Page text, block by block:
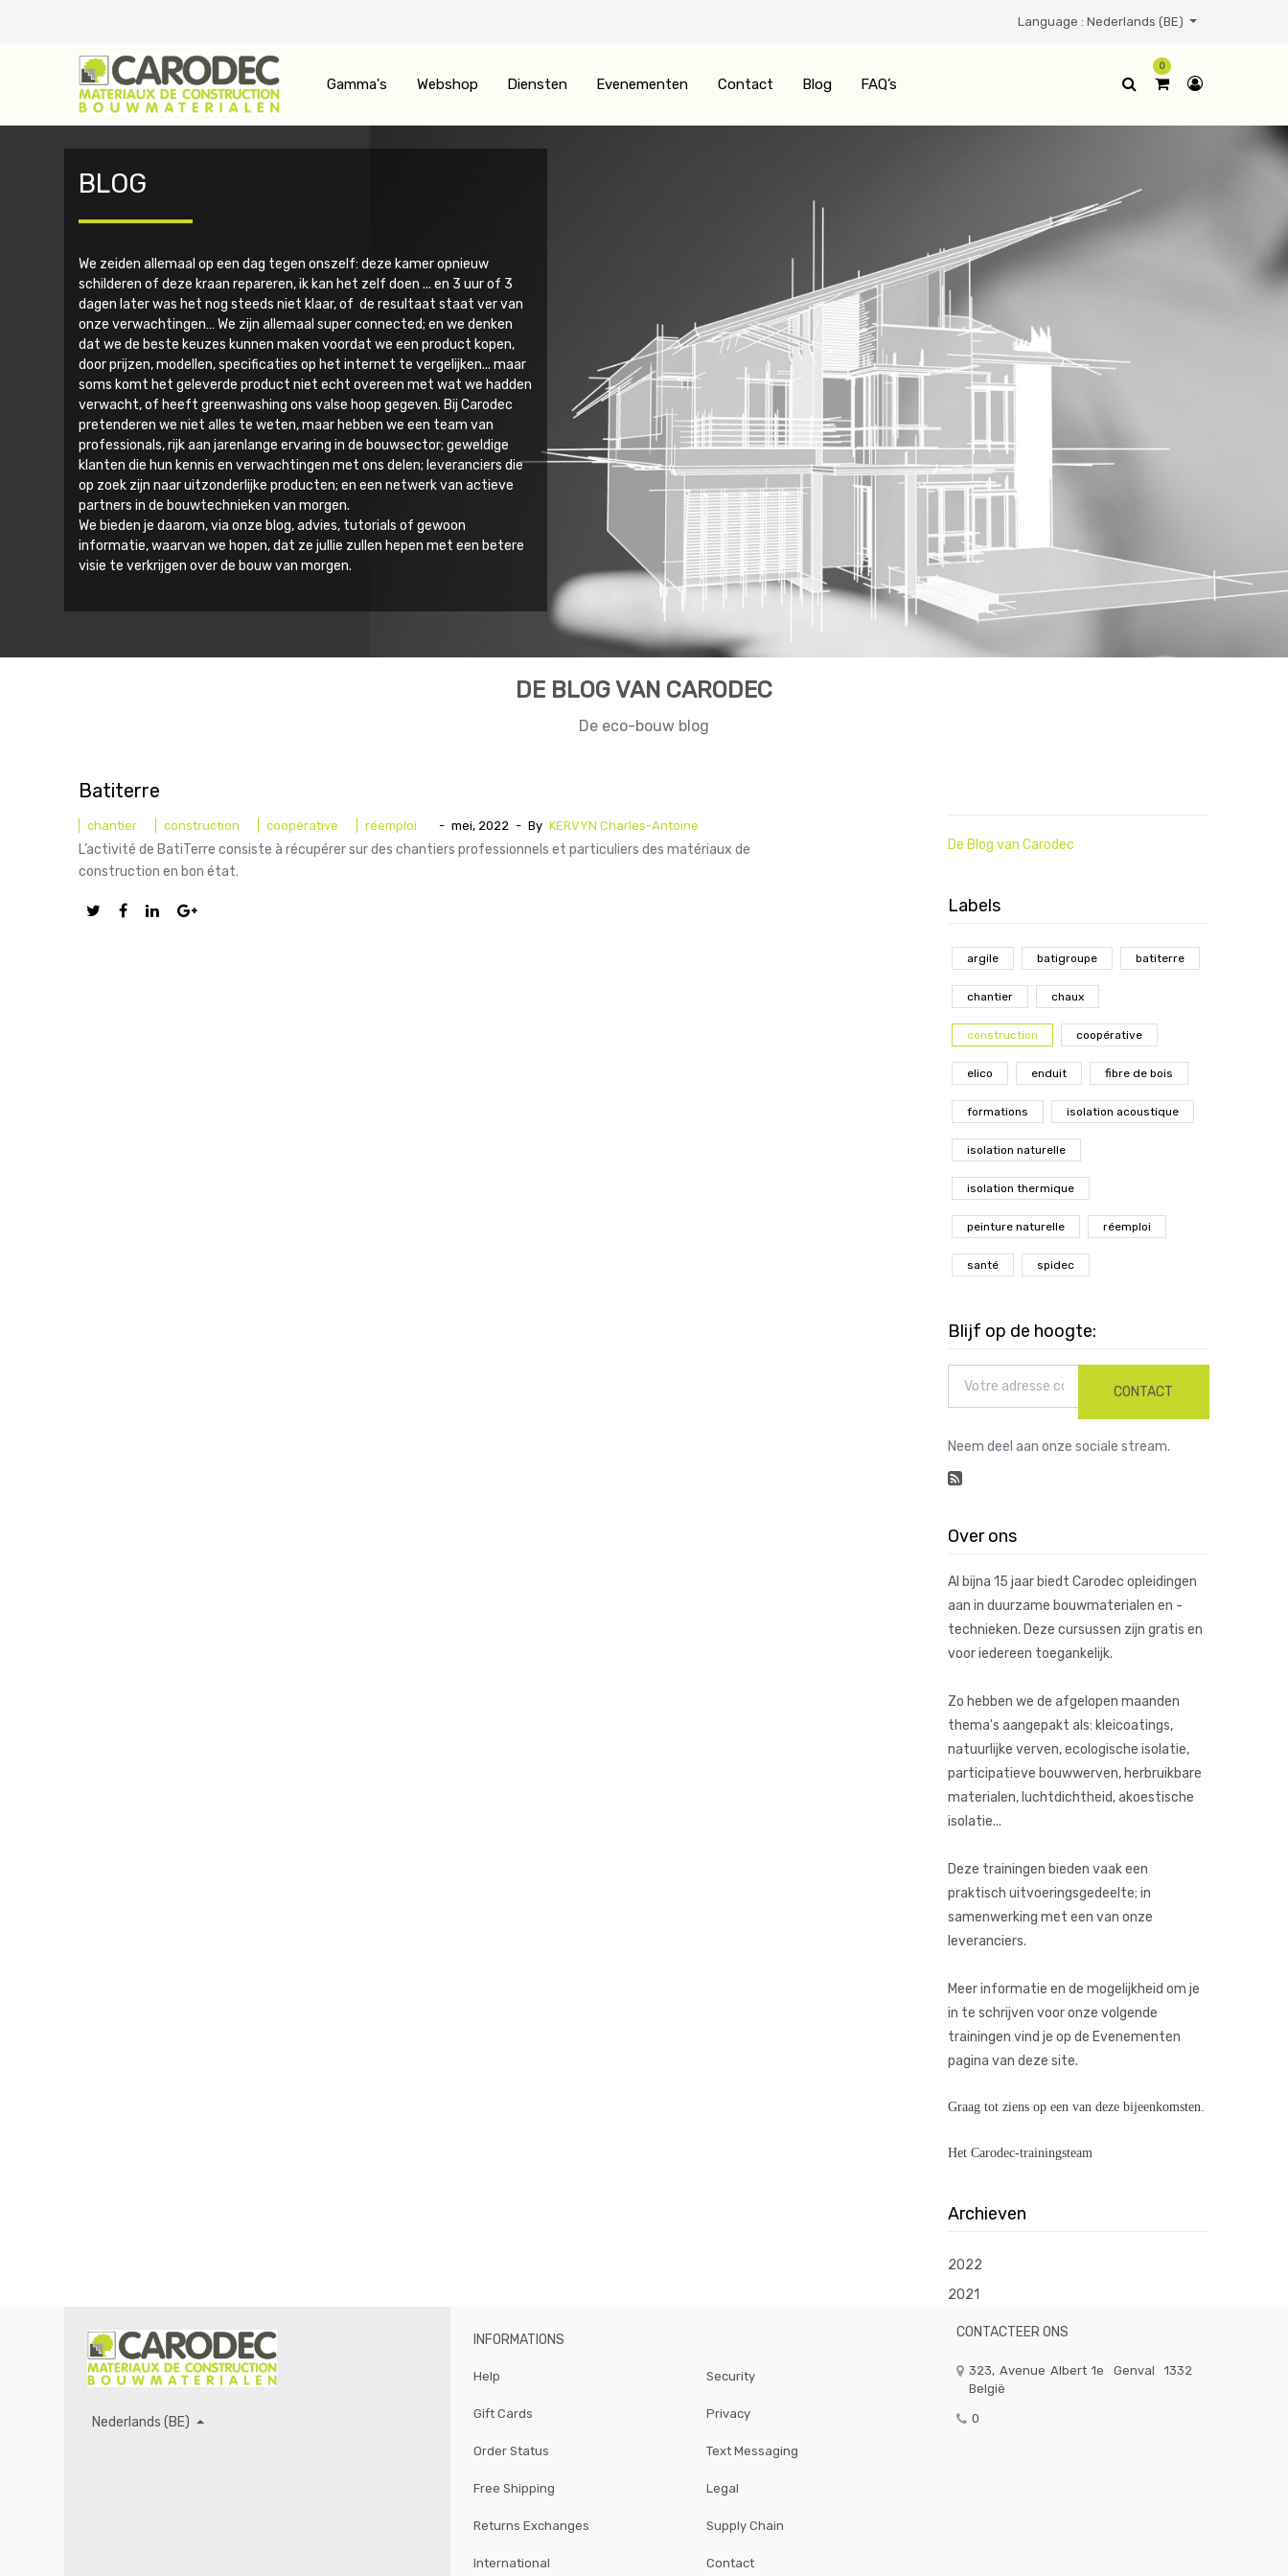
Language : Nederlands (BE)
Gamma's Webshop Diensten Evenementen Contact Blog FAQ’s
0
BLOG
We zeiden allemaal op een dag tegen onszelf: deze kamer opnieuw
schilderen of deze kraan repareren, ik kan het zelf doen ... en 3 uur of 3
dagen later was het nog steeds niet klaar, of de resultaat staat ver van
onze verwachtingen… We zijn allemaal super connected; en we denken
dat we de beste keuzes kunnen maken voordat we een product kopen,
door prijzen, modellen, specificaties op het internet te vergelijken... maar
soms komt het geleverde product niet echt overeen met wat we hadden
verwacht, of heeft greenwashing ons valse hoop gegeven. Bij Carodec
pretenderen we niet alles te weten, maar hebben we een team van
professionals, rijk aan jarenlange ervaring in de bouwsector; geweldige
klanten die hun kennis en verwachtingen met ons delen; leveranciers die
op zoek zijn naar uitzonderlijke producten; en een netwerk van actieve
partners in de bouwtechnieken van morgen.
We bieden je daarom, via onze blog, advies, tutorials of gewoon
informatie, waarvan we hopen, dat ze jullie zullen hepen met een betere
visie te verkrijgen over de bouw van morgen.
DE BLOG VAN CARODEC
De eco-bouw blog
Batiterre
chantier construction coopérative réemploi - mei, 2022 - By KERVYN Charles-Antoine
L’activité de BatiTerre consiste à récupérer sur des chantiers professionnels et particuliers des matériaux de
construction en bon état.
De Blog van Carodec
Labels
argile batigroupe batiterre
chantier chaux
construction coopérative
elico enduit fibre de bois
formations isolation acoustique
isolation naturelle
isolation thermique
peinture naturelle réemploi
santé spidec
Blijf op de hoogte:
CONTACT
Neem deel aan onze sociale stream.
Over ons
Al bijna 15 jaar biedt Carodec opleidingen
aan in duurzame bouwmaterialen en -
technieken. Deze cursussen zijn gratis en
voor iedereen toegankelijk.
Zo hebben we de afgelopen maanden
thema's aangepakt als: kleicoatings,
natuurlijke verven, ecologische isolatie,
participatieve bouwwerven, herbruikbare
materialen, luchtdichtheid, akoestische
isolatie...
Deze trainingen bieden vaak een
praktisch uitvoeringsgedeelte; in
samenwerking met een van onze
leveranciers.
Meer informatie en de mogelijkheid om je
in te schrijven voor onze volgende
trainingen vind je op de Evenementen
pagina van deze site.
Graag tot ziens op een van deze bijeenkomsten.
Het Carodec-trainingsteam
Archieven
2022
2021
Nederlands (BE)
INFORMATIONS
Help
Gift Cards
Order Status
Free Shipping
Returns Exchanges
International
Security
Privacy
Text Messaging
Legal
Supply Chain
Contact
CONTACTEER ONS
323, Avenue Albert 1e Genval
1332
België
0